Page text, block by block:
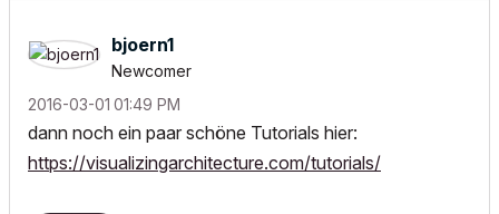
bjoern1
Newcomer
‎2016-03-01 01:49 PM
dann noch ein paar schöne Tutorials hier:
https://visualizingarchitecture.com/tutorials/